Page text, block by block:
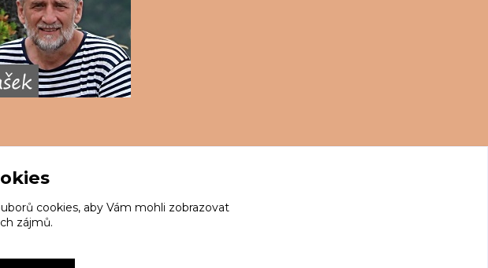
cookies, aby Vám mohli zobrazovat
zájmů.